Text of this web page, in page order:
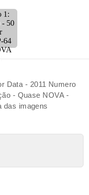
Data - 2011 Numero
- Quase NOVA -
das imagens